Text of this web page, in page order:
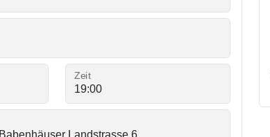
Zeit